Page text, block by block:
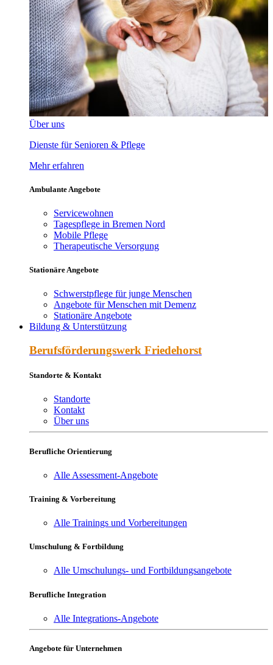
Über uns
Dienste für Senioren & Pflege
Mehr erfahren
Ambulante Angebote
Servicewohnen
Tagespflege in Bremen Nord
Mobile Pflege
Therapeutische Versorgung
Stationäre Angebote
Schwerstpflege für junge Menschen
Angebote für Menschen mit Demenz
Stationäre Angebote
Bildung & Unterstützung
Berufs­förderungs­werk Friede­horst
Standorte & Kontakt
Standorte
Kontakt
Über uns
Berufliche Orientierung
Alle Assessment-Angebote
Training & Vorbereitung
Alle Trainings und Vorbereitungen
Umschulung & Fortbildung
Alle Umschulungs- und Fortbildungsangebote
Berufliche Integration
Alle Integrations-Angebote
Angebote für Unternehmen